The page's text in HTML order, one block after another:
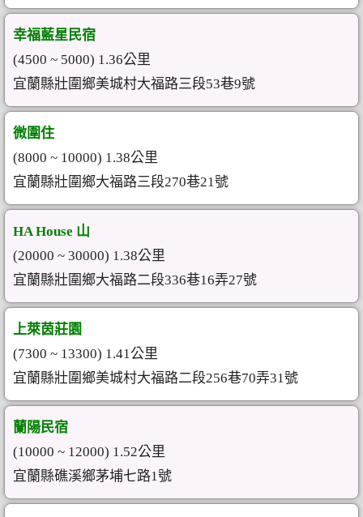
幸福藍星民宿
(4500 ~ 5000) 1.36公里
宜蘭縣壯圍鄉美城村大福路三段53巷9號
微圍住
(8000 ~ 10000) 1.38公里
宜蘭縣壯圍鄉大福路三段270巷21號
HA House 山
(20000 ~ 30000) 1.38公里
宜蘭縣壯圍鄉大福路二段336巷16弄27號
上萊茵莊園
(7300 ~ 13300) 1.41公里
宜蘭縣壯圍鄉美城村大福路二段256巷70弄31號
蘭陽民宿
(10000 ~ 12000) 1.52公里
宜蘭縣礁溪鄉茅埔七路1號